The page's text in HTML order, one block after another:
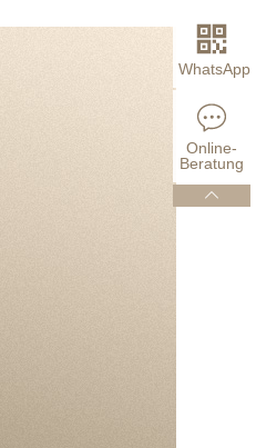
WhatsApp
Online-
Beratung